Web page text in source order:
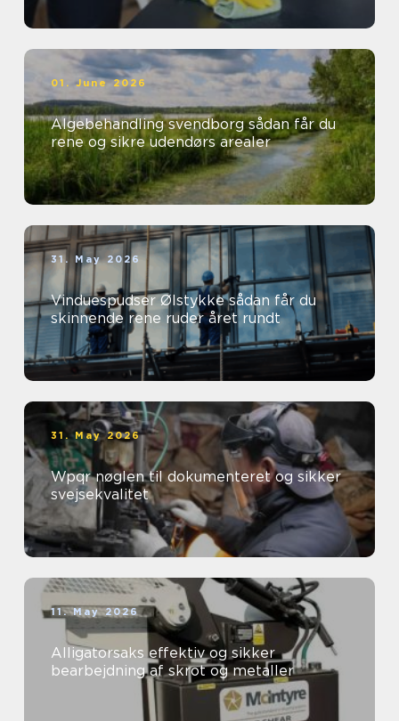
01. June 2026
Algebehandling svendborg sådan får du
rene og sikre udendørs arealer
31. May 2026
Vinduespudser Ølstykke sådan får du
skinnende rene ruder året rundt
31. May 2026
Wpqr nøglen til dokumenteret og sikker
svejsekvalitet
11. May 2026
Alligatorsaks effektiv og sikker
bearbejdning af skrot og metaller